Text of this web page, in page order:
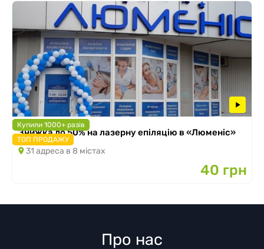
Купили 1000+ разів
ТОП ПРОДАЖУ
Знижка до 50% на лазерну епіляцію в «Люменіс»
31 адреса в 8 містах
40 грн
Про нас